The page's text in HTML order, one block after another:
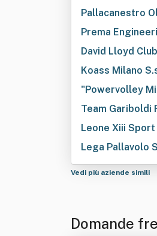
Pallacanestro
Prema
David Lloyd
Koass Milano
"Powervolley
Team Gariboldi
Leone Xiii
Lega Pallavolo
Vedi più aziende simili
Domande